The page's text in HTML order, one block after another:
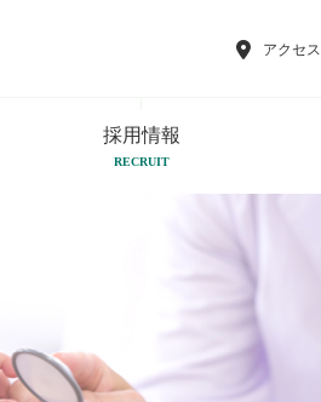
アクセス
採用情報
RECRUIT